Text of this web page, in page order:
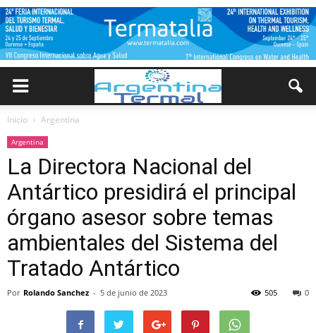
Inicio Argentina
Argentina
La Directora Nacional del
Antártico presidirá el principal
órgano asesor sobre temas
ambientales del Sistema del
Tratado Antártico
Por Rolando Sanchez - 5 de junio de 2023 0
505